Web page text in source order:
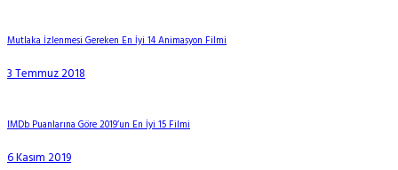
Mutlaka İzlenmesi Gereken En İyi 14 Animasyon Filmi
3 Temmuz 2018
IMDb Puanlarına Göre 2019’un En İyi 15 Filmi
6 Kasım 2019